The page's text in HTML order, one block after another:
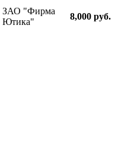
ЗАО "Фирма
Ютика"
8,000 руб.